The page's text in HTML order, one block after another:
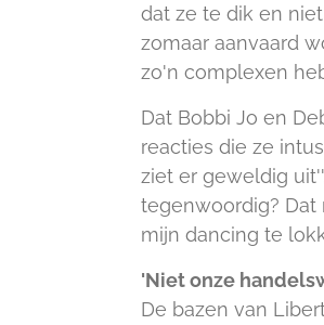
dat ze te dik en
zomaar aanvaard
zo'n complexen
Dat Bobbi Jo en
reacties die ze
ziet er geweldig
tegenwoordig?
mijn dancing te
'Niet onze
De bazen van